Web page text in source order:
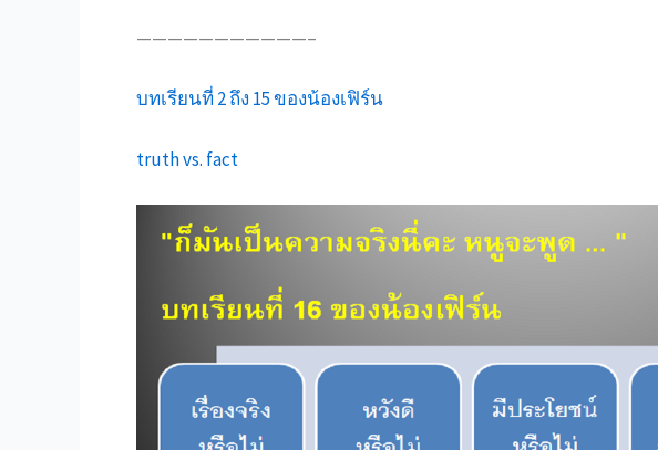
———————————–
บทเรียนที่ 2 ถึง 15 ของน้องเฟิร์น
truth vs. fact